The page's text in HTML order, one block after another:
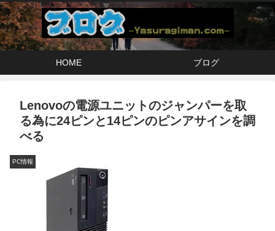
HOME ブログ
Lenovoの電源ユニットのジャンパーを取
る為に24ピンと14ピンのピンアサインを調
べる
PC情報